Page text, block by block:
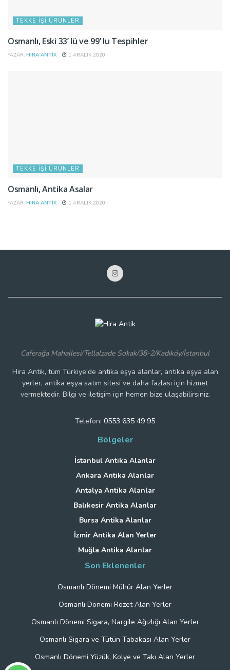
TEKKE İŞI ÜRÜNLER
Osmanlı, Eski 33’ lü ve 99’ lu Tespihler
YAZAR: HIRA ANTIK 1 ARALIK 2020
TEKKE İŞI ÜRÜNLER
Osmanlı, Antika Asalar
YAZAR: HIRA ANTIK 1 ARALIK 2020
Caferağa Mahallesi/Tellalzade Sokak/38-2/Kadıköy/İstanbul
Hira Antik, tüm Türkiye'de antika eşya alanlar, antika eşya alan
yerler, antika eşya satım sitesi ve daha fazlası için hizmet
vermektedir. Bilgi ve iletişim için hemen bize ulaşabilirsiniz.
Telefon: 0553 635 49 95
Bölgeler
İstanbul Antika Alanlar
Ankara Antika Alanlar
Antalya Antika Alanlar
Balıkesir Antika Alanlar
Bursa Antika Alanlar
İzmir Antika Alan Yerler
Muğla Antika Alanlar
Son Eklenenler
Osmanlı Dönemi Mühür Alan Yerler
Osmanlı Dönemi Rozet Alan Yerler
Osmanlı Dönemi Sigara, Nargile Ağızlığı Alan Yerler
Osmanlı Sigara ve Tütün Tabakası Alan Yerler
Osmanlı Dönemi Yüzük, Kolye ve Takı Alan Yerler